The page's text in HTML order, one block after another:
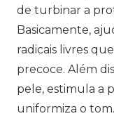
de turbinar a
Basicamente,
radicais livres
precoce. Além
pele, estimula a
uniformiza o tom.